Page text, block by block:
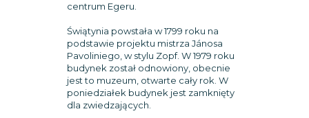
centrum Egeru.
Świątynia powstała w 1799 roku na
podstawie projektu mistrza Jánosa
Pavoliniego, w stylu Zopf. W 1979 roku
budynek został odnowiony, obecnie
jest to muzeum, otwarte cały rok. W
poniedziałek budynek jest zamknięty
dla zwiedzających.